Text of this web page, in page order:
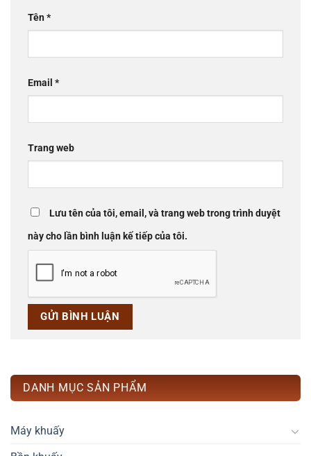
Tên*
Email *
Trang web
Lưu tên của tôi, email, và trang web trong trình duyệt
này cho lần bình luận kế tiếp của tôi.
DANH MỤC SẢN PHẨM
Máy khuấy